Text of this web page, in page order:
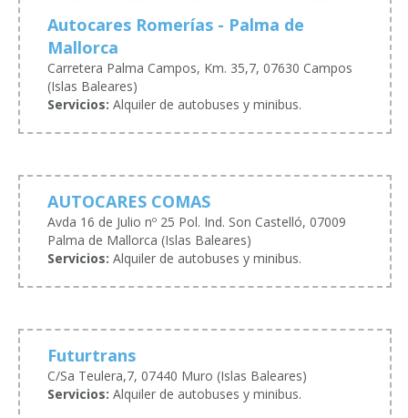
Autocares Romerías - Palma de
Mallorca
Carretera Palma Campos, Km. 35,7, 07630 Campos
(Islas Baleares)
Servicios: Alquiler de autobuses y minibus.
AUTOCARES COMAS
Avda 16 de Julio nº 25 Pol. Ind. Son Castelló, 07009
Palma de Mallorca (Islas Baleares)
Servicios: Alquiler de autobuses y minibus.
Futurtrans
C/Sa Teulera,7, 07440 Muro (Islas Baleares)
Servicios: Alquiler de autobuses y minibus.